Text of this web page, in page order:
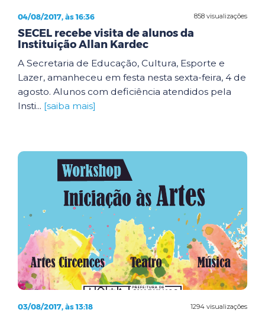
858 visualizações
04/08/2017, às 16:36
SECEL recebe visita de alunos da
Instituição Allan Kardec
A Secretaria de Educação, Cultura, Esporte e
Lazer, amanheceu em festa nesta sexta-feira, 4 de
agosto. Alunos com deficiência atendidos pela
Insti... [saiba mais]
1294 visualizações
03/08/2017, às 13:18